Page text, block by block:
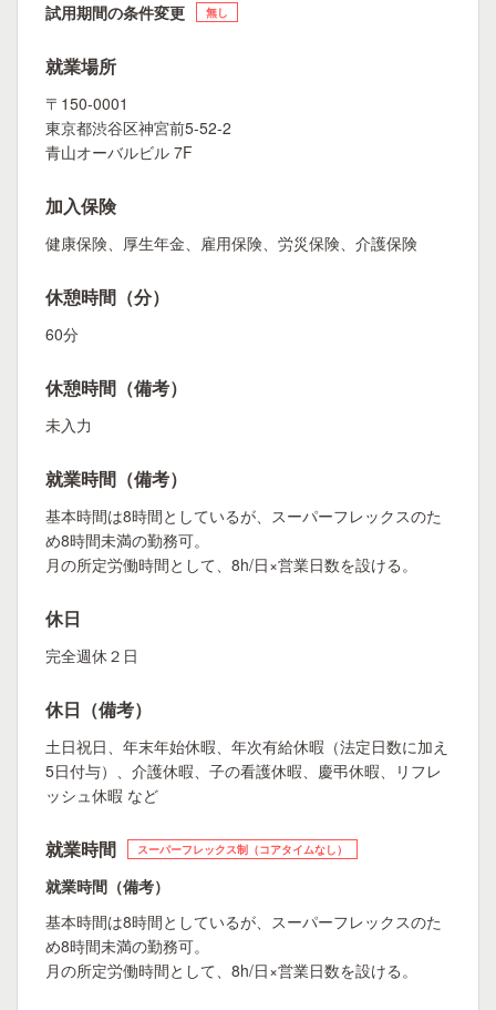
試用期間の条件変更
無し
就業場所
〒150-0001
東京都渋谷区神宮前5-52-2
青山オーバルビル 7F
加入保険
健康保険、厚生年金、雇用保険、労災保険、介護保険
休憩時間（分）
60分
休憩時間（備考）
未入力
就業時間（備考）
基本時間は8時間としているが、スーパーフレックスのた
め8時間未満の勤務可。
月の所定労働時間として、8h/日×営業日数を設ける。
休日
完全週休２日
休日（備考）
土日祝日、年末年始休暇、年次有給休暇（法定日数に加え
5日付与）、介護休暇、子の看護休暇、慶弔休暇、リフレ
ッシュ休暇 など
就業時間 スーパーフレックス制（コアタイムなし）
就業時間（備考）
基本時間は8時間としているが、スーパーフレックスのた
め8時間未満の勤務可。
月の所定労働時間として、8h/日×営業日数を設ける。